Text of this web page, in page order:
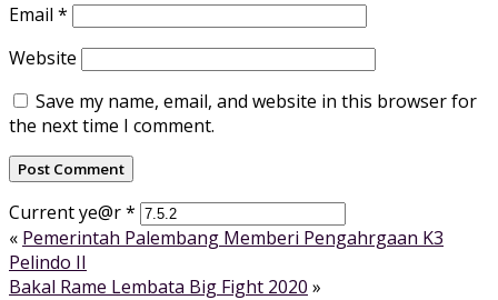
Email *
Website
Save my name, email, and website in this browser for
the next time I comment.
Current ye@r*
« Pemerintah Palembang Memberi Pengahrgaan K3
Pelindo II
Bakal Rame Lembata Big Fight 2020 »